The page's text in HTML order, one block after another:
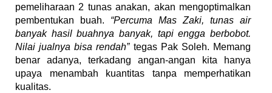
pemeliharaan 2 tunas anakan, akan mengoptimalkan
pembentukan buah. “Percuma Mas Zaki, tunas air
banyak hasil buahnya banyak, tapi engga berbobot.
Nilai jualnya bisa rendah” tegas Pak Soleh. Memang
benar adanya, terkadang angan-angan kita hanya
upaya menambah kuantitas tanpa memperhatikan
kualitas.